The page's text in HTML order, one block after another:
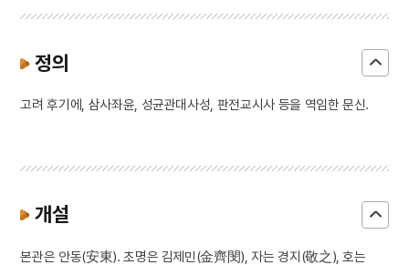
정의
고려 후기에, 삼사좌윤, 성균관대사성, 판전교시사 등을 역임한 문신.
개설
본관은 안동(安東). 초명은 김제민(金齊閔), 자는 경지(敬之), 호는